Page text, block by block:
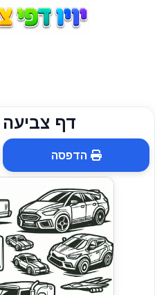
דף
הדפסה